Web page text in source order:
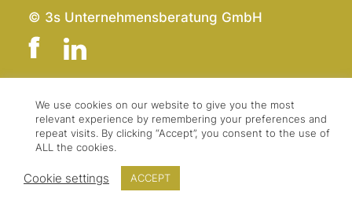
© 3s Unternehmensberatung GmbH
Team
Kontakt
Presse & Logo
Impressum
Datenschutz
We use cookies on our website to give you the most
relevant experience by remembering your preferences and
repeat visits. By clicking “Accept”, you consent to the use of
ALL the cookies.
Cookie settings ACCEPT